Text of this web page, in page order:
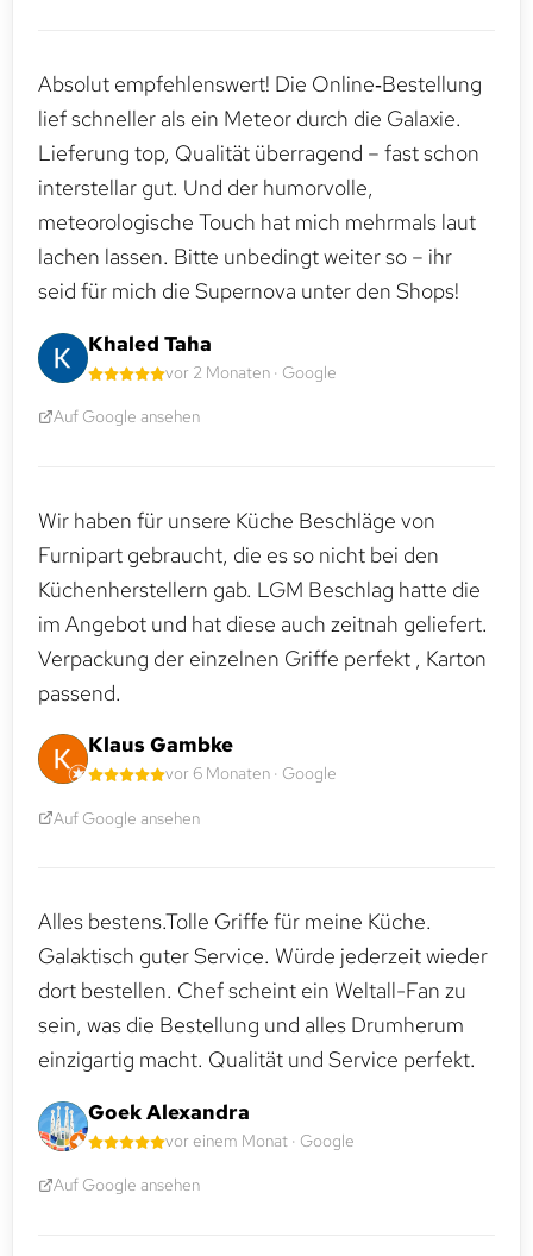
Absolut empfehlenswert! Die Online‑Bestellung
lief schneller als ein Meteor durch die Galaxie.
Lieferung top, Qualität überragend – fast schon
interstellar gut. Und der humorvolle,
meteorologische Touch hat mich mehrmals laut
lachen lassen. Bitte unbedingt weiter so – ihr
seid für mich die Supernova unter den Shops!
Khaled Taha
vor 2 Monaten · Google
Auf Google ansehen
Wir haben für unsere Küche Beschläge von
Furnipart gebraucht, die es so nicht bei den
Küchenherstellern gab. LGM Beschlag hatte die
im Angebot und hat diese auch zeitnah geliefert.
Verpackung der einzelnen Griffe perfekt , Karton
passend.
Klaus Gambke
vor 6 Monaten · Google
Auf Google ansehen
Alles bestens.Tolle Griffe für meine Küche.
Galaktisch guter Service. Würde jederzeit wieder
dort bestellen. Chef scheint ein Weltall-Fan zu
sein, was die Bestellung und alles Drumherum
einzigartig macht. Qualität und Service perfekt.
Goek Alexandra
vor einem Monat · Google
Auf Google ansehen